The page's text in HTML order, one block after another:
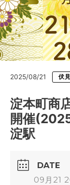
2025/08/21 伏見
淀本町商
開催
淀駅
DATE
09月21